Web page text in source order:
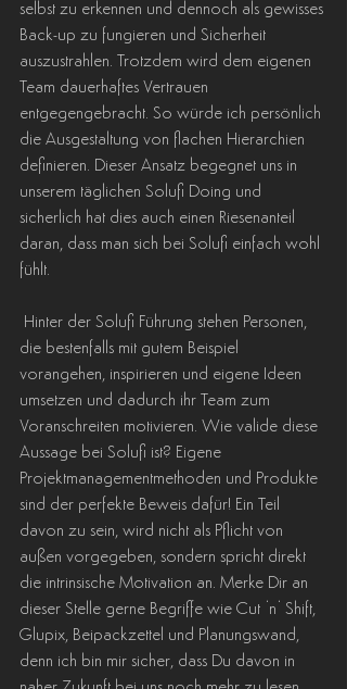
selbst zu erkennen und dennoch als gewisses
Back-up zu fungieren und Sicherheit
auszustrahlen. Trotzdem wird dem eigenen
Team dauerhaftes Vertrauen
entgegengebracht. So würde ich persönlich
die Ausgestaltung von flachen Hierarchien
definieren. Dieser Ansatz begegnet uns in
unserem täglichen Solufi Doing und
sicherlich hat dies auch einen Riesenanteil
daran, dass man sich bei Solufi einfach wohl
fühlt.
die bestenfalls mit gutem Beispiel
vorangehen, inspirieren und eigene Ideen
umsetzen und dadurch ihr Team zum
Voranschreiten motivieren. Wie valide diese
Aussage bei Solufi ist? Eigene
Projektmanagementmethoden und Produkte
sind der perfekte Beweis dafür! Ein Teil
davon zu sein, wird nicht als Pflicht von
außen vorgegeben, sondern spricht direkt
die intrinsische Motivation an. Merke Dir an
dieser Stelle gerne Begriffe wie Cut ‘n‘ Shift,
Glupix, Beipackzettel und Planungswand,
denn ich bin mir sicher, dass Du davon in